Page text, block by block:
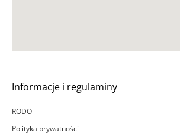
Informacje i regulaminy
RODO
Polityka prywatności